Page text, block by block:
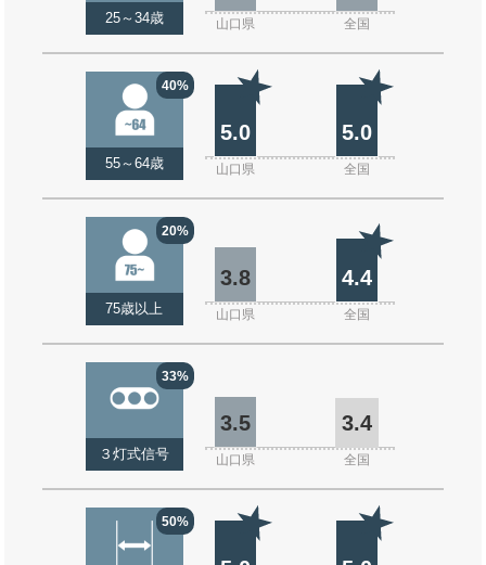
25～34歳 山口県 全国
40%
55～64歳
5.0 5.0
山口県 全国
20%
75歳以上
3.8 4.4
山口県 全国
33%
３灯式信号
3.5 3.4
山口県 全国
50%